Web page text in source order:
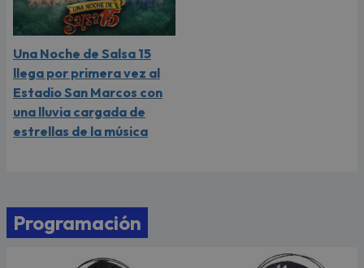
Una Noche de Salsa 15
llega por primera vez al
Estadio San Marcos con
una lluvia cargada de
estrellas de la música
Programación